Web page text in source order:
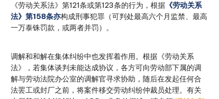
《劳动关系法》第121条或第123条的行为，根据 《劳动关系
法》第158条亦构成刑事犯罪（可判处最高六个月监禁、最高
一万泰铢罚款，或两者并罚）。
调解和和解在集体纠纷中也发挥着作用。根据《劳动关系
法》，若集体谈判未能达成协议，各方可向劳动部下属的调
解与劳动法院办公室的调解官寻求协助，随后在发起任何合
法罢工或封厂之前，将案件移交劳动纠纷仲裁员处理。有关